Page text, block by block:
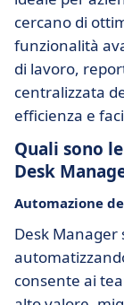
cercano di
funzionalità
di lavoro,
centralizzata
efficienza e
Quali sono
Desk
Automazione
Desk Manager
consente ai